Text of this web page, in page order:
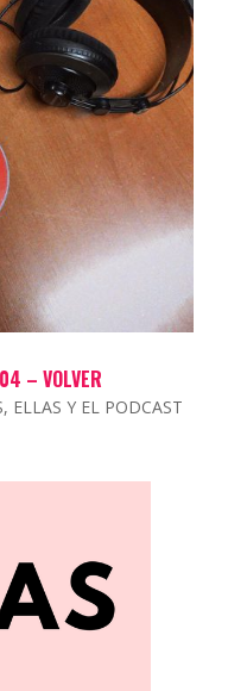
– VOLVER
, ELLAS Y EL PODCAST